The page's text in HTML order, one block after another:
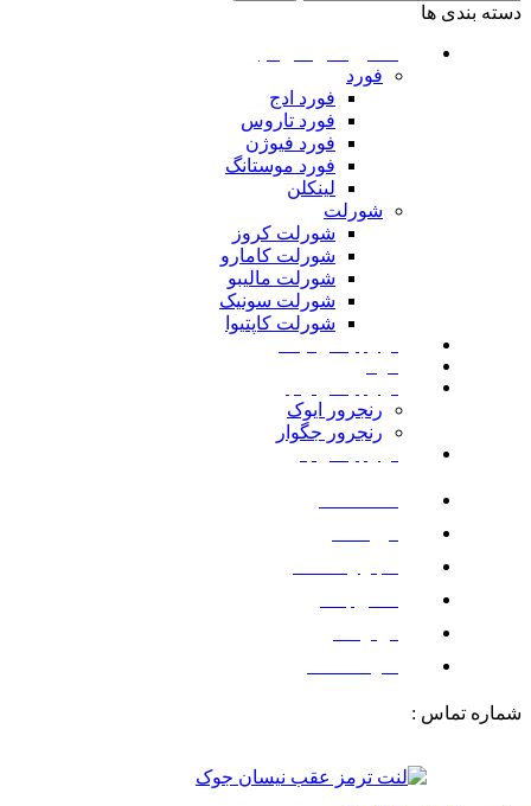
دسته بندی ها
فورد
فورد ادج
فورد تاروس
فورد فیوژن
فورد موستانگ
لینکلن
شورلت
شورلت کروز
شورلت کامارو
شورلت مالیبو
شورلت سونیک
شورلت کاپتیوا
رنجرور ایوک
رنجرور جگوار
شماره تماس :